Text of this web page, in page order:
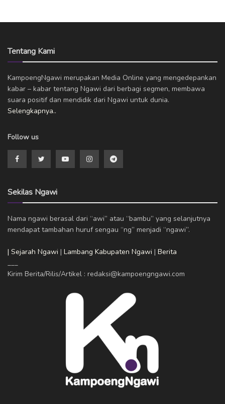
Tentang Kami
KampoengNgawi merupakan Media Online yang mengedepankan
kabar – kabar tentang Ngawi dari berbagi segmen, membawa
suara positif dan mendidik dari Ngawi untuk dunia.
Selengkapnya..
Follow us
Sekilas Ngawi
Nama ngawi berasal dari “awi” atau “bambu” yang selanjutnya
mendapat tambahan huruf sengau “ng” menjadi “ngawi”.
| Sejarah Ngawi | Lambang Kabupaten Ngawi | Berita
___
Kirim Berita/Rilis/Artikel : redaksi@kampoengngawi.com